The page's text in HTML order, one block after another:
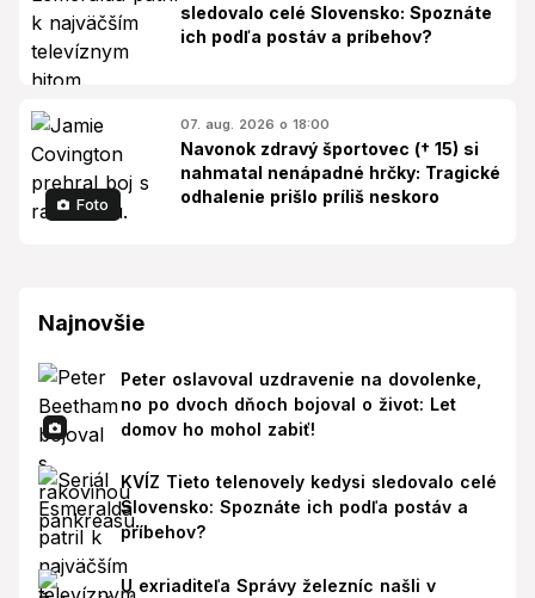
sledovalo celé Slovensko: Spoznáte
ich podľa postáv a príbehov?
Foto
07. aug. 2026 o 18:00
Navonok zdravý športovec († 15) si
nahmatal nenápadné hrčky: Tragické
odhalenie prišlo príliš neskoro
Najnovšie
Peter oslavoval uzdravenie na dovolenke,
no po dvoch dňoch bojoval o život: Let
domov ho mohol zabiť!
KVÍZ Tieto telenovely kedysi sledovalo celé
Slovensko: Spoznáte ich podľa postáv a
príbehov?
U exriaditeľa Správy železníc našli v